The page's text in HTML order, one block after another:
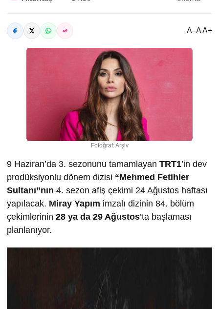
A- A A+
Fotoğraf: Arşiv
9 Haziran’da 3. sezonunu tamamlayan TRT1’in dev
prodüksiyonlu dönem dizisi “Mehmed Fetihler
Sultanı”nın 4. sezon afiş çekimi 24 Ağustos haftası
yapılacak. Miray Yapım imzalı dizinin 84. bölüm
çekimlerinin 28 ya da 29 Ağustos’ta başlaması
planlanıyor.